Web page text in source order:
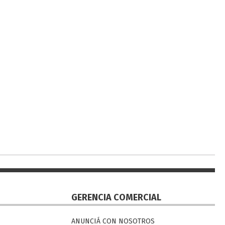
GERENCIA COMERCIAL
ANUNCIÁ CON NOSOTROS